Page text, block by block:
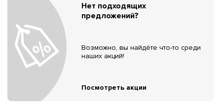
Нет подходящих
предложений?
Возможно, вы найдёте что-то среди
наших акций!
Посмотреть акции